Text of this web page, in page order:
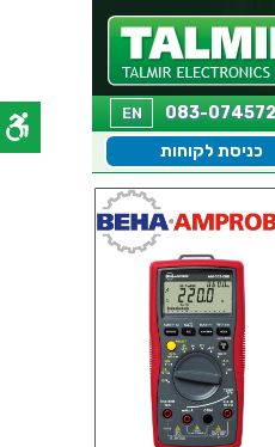
EN
כניסת לקוחות